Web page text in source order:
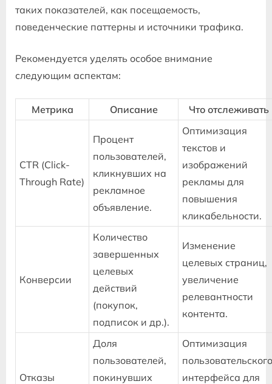
таких показателей, как посещаемость,
поведенческие паттерны и источники трафика.
Рекомендуется уделять особое внимание
следующим аспектам:
Метрика Описание Что отслеживать
CTR (Click-
Through Rate)
Процент
пользователей,
кликнувших на
рекламное
объявление.
Оптимизация
текстов и
изображений
рекламы для
повышения
кликабельности.
Конверсии
Количество
завершенных
целевых
действий
(покупок,
подписок и др.).
Изменение
целевых страниц,
увеличение
релевантности
контента.
Отказы
Доля
пользователей,
покинувших
Оптимизация
интерфейса для